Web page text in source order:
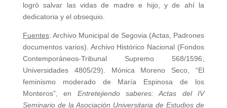
logró salvar las vidas de madre e hijo, y de ahí la
dedicatoria y el obsequio.
Fuentes: Archivo Municipal de Segovia (Actas, Padrones
documentos varios). Archivo Histórico Nacional (Fondos
Contemporáneos-Tribunal Supremo 568/1596;
Universidades 4805/29). Mónica Moreno Seco, “El
feminismo moderado de María Espinosa de los
Monteros”, en Entretejiendo saberes: Actas del IV
Seminario de la Asociación Universitaria de Estudios de